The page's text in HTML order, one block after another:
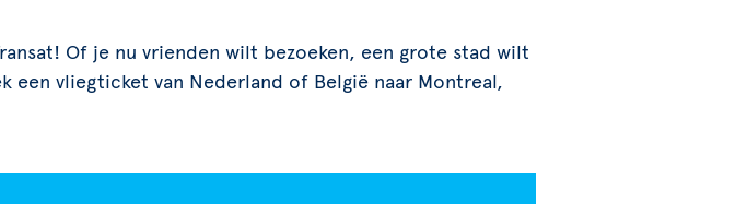
Of je nu vrienden wilt bezoeken, een grote stad wilt
vliegticket van Nederland of België naar Montreal,